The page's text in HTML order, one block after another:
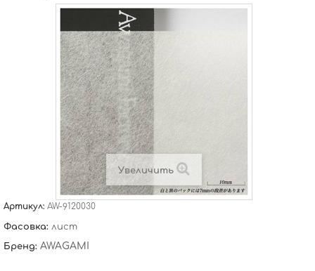
Увеличить
Артикул: AW-9120030
Фасовка: лист
Бренд: AWAGAMI